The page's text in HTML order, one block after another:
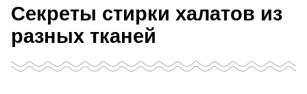
Секреты стирки халатов из
разных тканей